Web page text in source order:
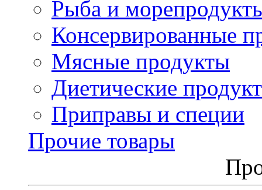
Рыба и
Консервированные
Мясные продукты
Диетические
Приправы и специи
Прочие товары